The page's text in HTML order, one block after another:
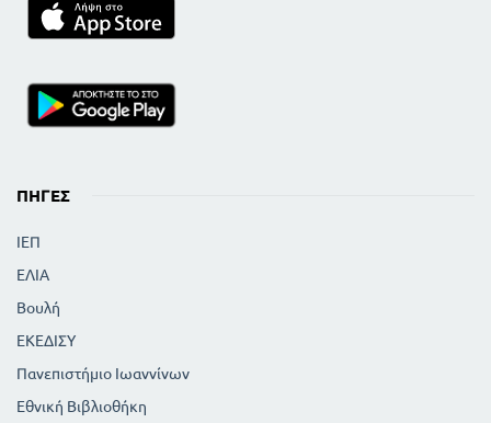
ΠΗΓΈΣ
ΙΕΠ
ΕΛΙΑ
Βουλή
ΕΚΕΔΙΣΥ
Πανεπιστήμιο Ιωαννίνων
Εθνική Βιβλιοθήκη